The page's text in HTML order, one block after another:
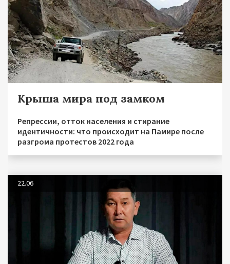
Крыша мира под замком
Репрессии, отток населения и стирание
идентичности: что происходит на Памире после
разгрома протестов 2022 года
22.06